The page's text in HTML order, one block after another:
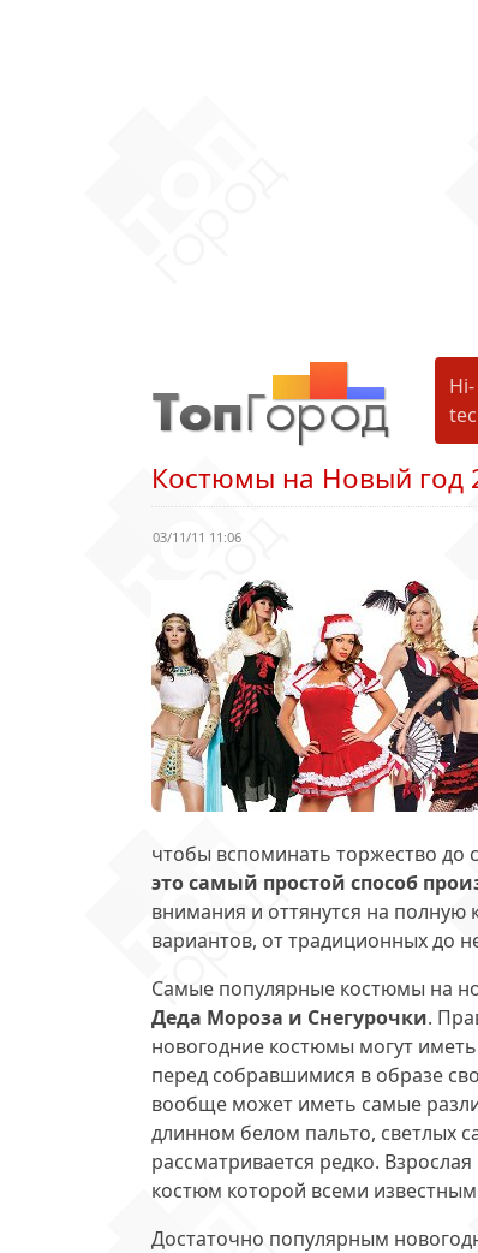
Hi-
Костюмы на Новый год
03/11/11 11:06
чтобы вспоминать торжество до
это самый простой способ
внимания и оттянутся на
вариантов, от традиционных до
Самые популярные костюмы на
Деда Мороза и Снегурочки.
новогодние костюмы могут
перед собравшимися в образе
вообще может иметь самые
длинном белом пальто, светлых
рассматривается редко.
костюм которой всеми
Достаточно популярным